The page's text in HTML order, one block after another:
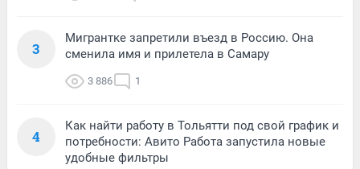
3
Мигрантке запретили въезд в Россию. Она
сменила имя и прилетела в Самару
3 886 1
4
Как найти работу в Тольятти под свой график и
потребности: Авито Работа запустила новые
удобные фильтры